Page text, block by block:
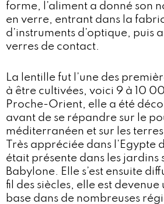
forme, l’aliment a donné son
en verre, entrant dans la
d’instruments d’optique, puis
verres de contact.
La lentille fut l’une des
à être cultivées, voici 9 à 10
Proche-Orient, elle a été
avant de se répandre sur le
méditerranéen et sur les
Très appréciée dans l’Egypte
était présente dans les jardins
Babylone. Elle s’est ensuite
fil des siècles, elle est
base dans de nombreuses